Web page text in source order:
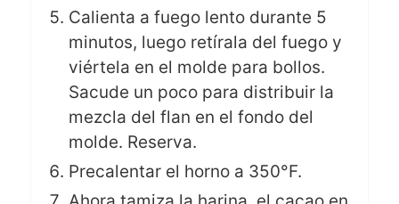
Calienta a fuego lento durante 5
minutos, luego retírala del fuego y
viértela en el molde para bollos.
Sacude un poco para distribuir la
mezcla del flan en el fondo del
molde. Reserva.
Precalentar el horno a 350°F.